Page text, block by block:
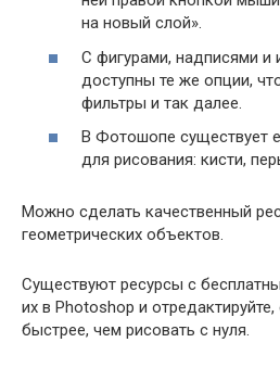
на новый слой».
С фигурами, надписями и
доступны те же опции,
фильтры и так далее.
В Фотошопе существует
для рисования: кисти,
Можно сделать качественный
геометрических объектов.
Существуют ресурсы с
их в Photoshop и
быстрее, чем рисовать с нуля.